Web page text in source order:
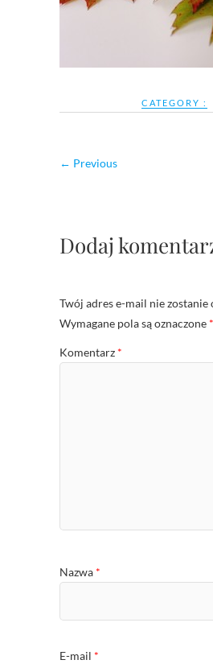
CATEGORY :
← Previous
Dodaj
Twój adres e-mail nie
Wymagane pola są oznaczone *
Komentarz *
Nazwa *
E-mail *